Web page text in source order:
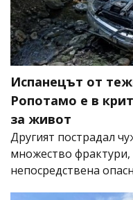
Испанецът от
Ропотамо е в
за живот
Другият пострадал
множество
непосредствена